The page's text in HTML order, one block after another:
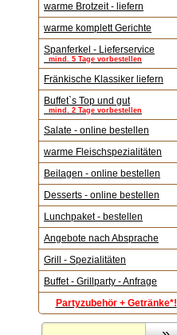
warme Brotzeit - liefern
warme komplett Gerichte
Spanferkel - Lieferservice
mind. 5 Tage vorbestellen
Fränkische Klassiker liefern
Buffet`s Top und gut
mind. 2 Tage vorbestellen
Salate - online bestellen
warme Fleischspezialitäten
Beilagen - online bestellen
Desserts - online bestellen
Lunchpaket - bestellen
Angebote nach Absprache
Grill - Spezialitäten
Buffet - Grillparty - Anfrage
Partyzubehör + Getränke*!